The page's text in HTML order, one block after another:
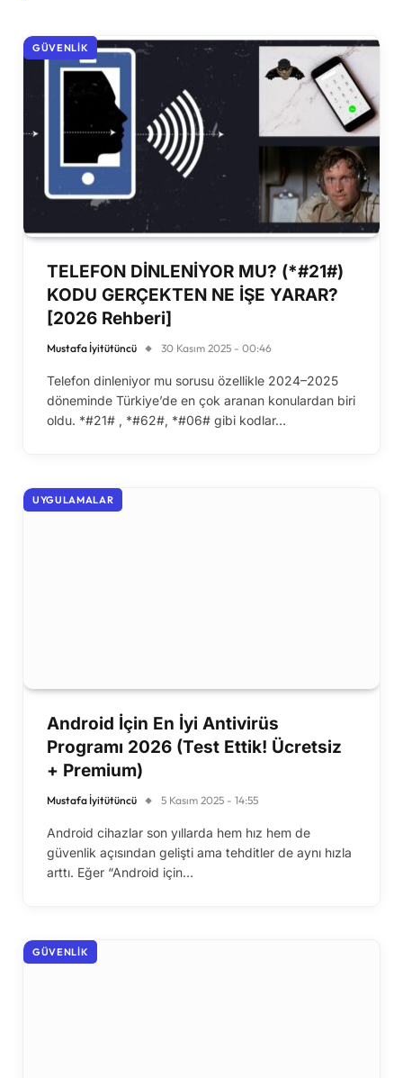
GÜVENLIK
TELEFON DİNLENİYOR MU? (*#21#)
KODU GERÇEKTEN NE İŞE YARAR?
[2026 Rehberi]
Mustafa İyitütüncü 30 Kasım 2025 - 00:46
Telefon dinleniyor mu sorusu özellikle 2024–2025
döneminde Türkiye’de en çok aranan konulardan biri
oldu. *#21# , *#62#, *#06# gibi kodlar…
UYGULAMALAR
Android İçin En İyi Antivirüs
Programı 2026 (Test Ettik! Ücretsiz
+ Premium)
Mustafa İyitütüncü 5 Kasım 2025 - 14:55
Android cihazlar son yıllarda hem hız hem de
güvenlik açısından gelişti ama tehditler de aynı hızla
arttı. Eğer “Android için…
GÜVENLIK